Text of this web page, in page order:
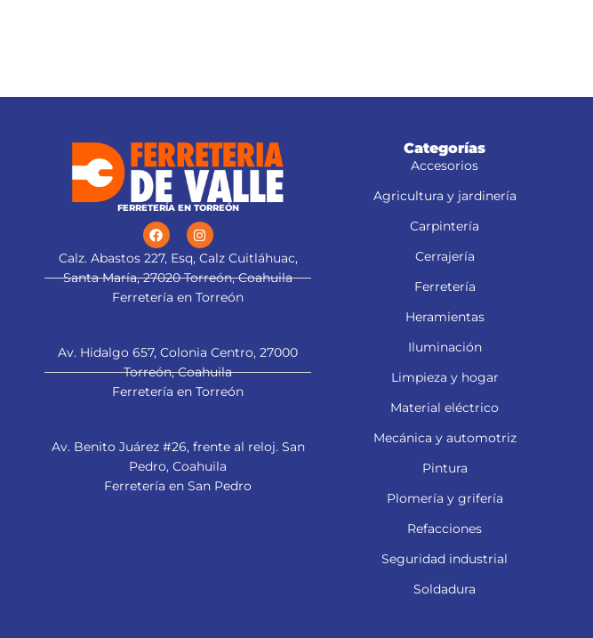
FERRETERÍA EN TORREÓN
Calz. Abastos 227, Esq, Calz Cuitláhuac,
Santa María, 27020 Torreón, Coahuila
Ferretería en Torreón
Av. Hidalgo 657, Colonia Centro, 27000
Torreón, Coahuila
Ferretería en Torreón
Av. Benito Juárez #26, frente al reloj. San
Pedro, Coahuila
Ferretería en San Pedro
Categorías
Accesorios
Agricultura y jardinería
Carpintería
Cerrajería
Ferretería
Heramientas
Iluminación
Limpieza y hogar
Material eléctrico
Mecánica y automotriz
Pintura
Plomería y grifería
Refacciones
Seguridad industrial
Soldadura